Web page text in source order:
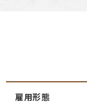
雇用形態